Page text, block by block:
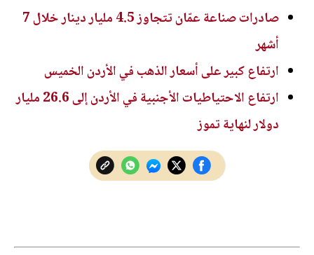
صادرات صناعة عمّان تتجاوز 4.5 مليار دينار خلال 7
أشهر
ارتفاع كبير على أسعار الذهب في الأردن الخميس
ارتفاع الاحتياطيات الأجنبية في الأردن إلى 26.6 مليار
دولار لنهاية تموز